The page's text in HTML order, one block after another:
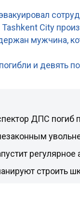
Tashkent City
мужчина,
и девять
ДПС погиб
строить